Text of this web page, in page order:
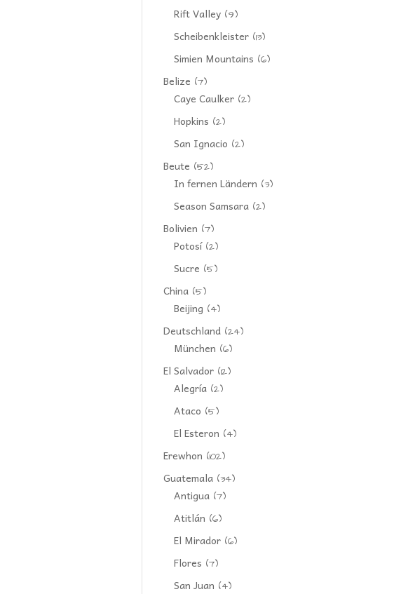
Rift Valley (9)
Scheibenkleister (13)
Simien Mountains (6)
Belize (7)
Caye Caulker (2)
Hopkins (2)
San Ignacio (2)
Beute (52)
In fernen Ländern (3)
Season Samsara (2)
Bolivien (7)
Potosí(2)
Sucre (5)
China (5)
Beijing (4)
Deutschland (24)
München (6)
El Salvador (12)
Alegría (2)
Ataco (5)
El Esteron (4)
Erewhon (102)
Guatemala (34)
Antigua (7)
Atitlán (6)
El Mirador (6)
Flores (7)
San Juan (4)